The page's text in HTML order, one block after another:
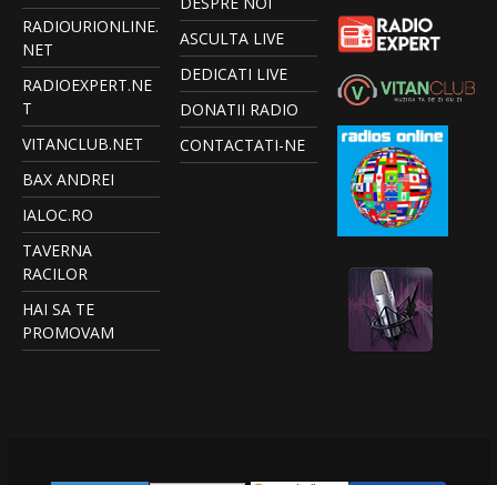
RADIOURIONLINE.
NET
RADIOEXPERT.NE
T
VITANCLUB.NET
BAX ANDREI
IALOC.RO
TAVERNA
RACILOR
HAI SA TE
PROMOVAM
ASCULTA LIVE
DEDICATI LIVE
DONATII RADIO
CONTACTATI-NE